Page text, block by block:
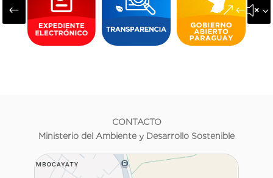
#
CONTACTO
Ministerio del Ambiente y Desarrollo Sostenible